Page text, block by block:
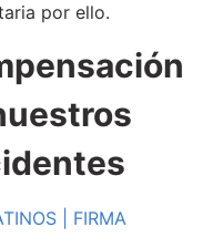
por ello.
| FIRMA